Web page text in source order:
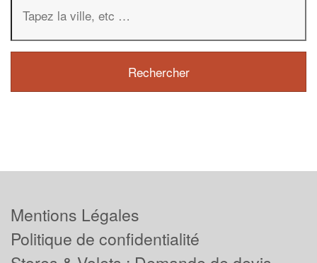
Mentions Légales
Politique de confidentialité